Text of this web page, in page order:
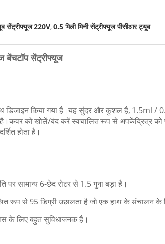
सेंट्रीफ्यूज 220V,0.5 मिली मिनी सेंट्रीफ्यूज पीसीआर ट्यूब
बेंचटॉप सेंट्रीफ्यूज
डिजाइन किया गया है।यह सुंदर और कुशल है,
को खोलें/बंद करें स्वचालित रूप से अपकेंद्रित्र को
होता है।
पर सामान्य 6-छेद रोटर से 1.5 गुना बड़ा है।
रूप से 95 डिग्री उछालता है जो एक हाथ के संचालन के
के लिए बहुत सुविधाजनक है।